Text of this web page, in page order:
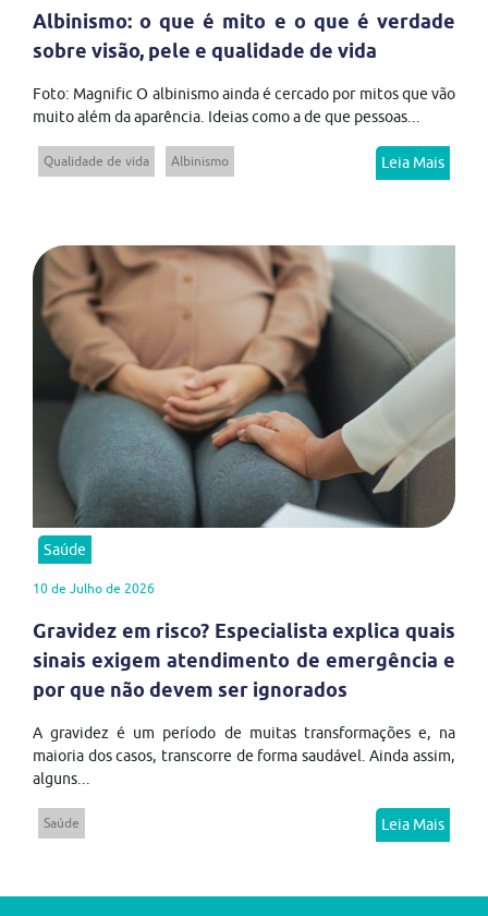
Albinismo: o que é mito e o que é verdade
sobre visão, pele e qualidade de vida
Foto: Magnific O albinismo ainda é cercado por mitos que vão
muito além da aparência. Ideias como a de que pessoas...
Qualidade de vida Albinismo Leia Mais
Saúde
10 de Julho de 2026
Gravidez em risco? Especialista explica quais
sinais exigem atendimento de emergência e
por que não devem ser ignorados
A gravidez é um período de muitas transformações e, na
maioria dos casos, transcorre de forma saudável. Ainda assim,
alguns...
Saúde Leia Mais